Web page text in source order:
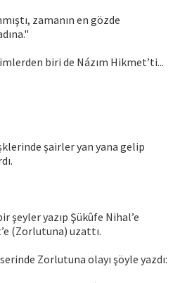
zamanın en gözde
biri de Názım Hikmet’ti...
şairler yan yana gelip
şeyler yazıp Şükûfe Nihal’e
(Zorlutuna) uzattı.
Zorlutuna olayı şöyle yazdı: